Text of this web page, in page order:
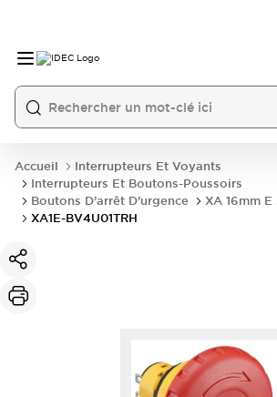
Accueil
Interrupteurs Et Voyants
Interrupteurs Et Boutons-Poussoirs
Boutons D’arrêt D’urgence
XA 16mm E
XA1E-BV4U01TRH